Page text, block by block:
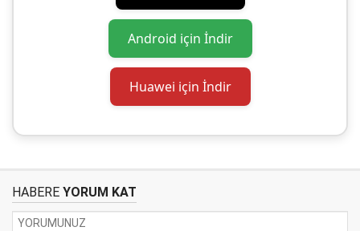
Android için İndir
Huawei için İndir
HABERE YORUM KAT